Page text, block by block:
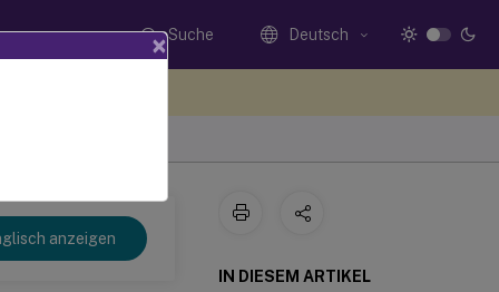
Suche Deutsch
anzeigen
IN DIESEM ARTIKEL
×